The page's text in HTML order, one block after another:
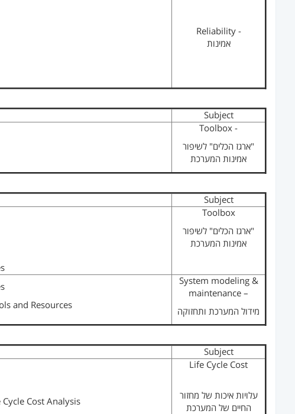
Reliability -
אמינות
Subject
Toolbox -
"ארגז הכלים" לשיפור
אמינות המערכת
Subject
Toolbox
"ארגז הכלים" לשיפור
אמינות המערכת
and Resources
System modeling &
maintenance –
מידול המערכת ותחזוקה
Subject
Cost Analysis
Life Cycle Cost
עלויות איכות של מחזור
החיים של המערכת